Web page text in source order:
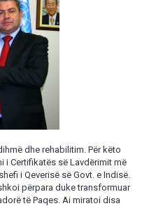
dhe rehabilitim. Për këto
i Certifikatës së Lavdërimit më
i Qeverisë së Govt. e Indisë.
përpara duke transformuar
të Paqes. Ai miratoi disa